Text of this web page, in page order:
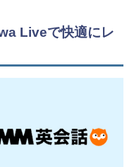
Liveで快適にレ